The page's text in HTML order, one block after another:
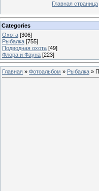
Главная страница
Categories
Охота [306]
Рыбалка [755]
Подводная охота [49]
Флора и Фауна [223]
Главная » Фотоальбом » Рыбалка »